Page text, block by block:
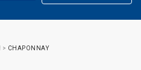
> CHAPONNAY